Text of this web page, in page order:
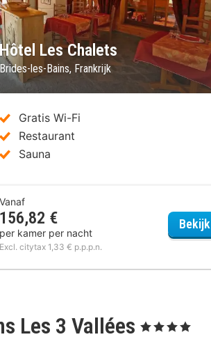
foto
Bains
Vorige foto
Les Chalets
les-Bains, Frankrijk
Gratis Wi-Fi
Restaurant
Sauna
Vanaf
156,82 €
per kamer per nacht
Excl. citytax 1,33 € p.p.p.n.
Bekijk
Les 3 Vallées , 4 Sterren